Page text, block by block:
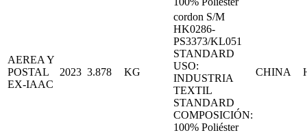
AEREA Y
POSTAL
EX-IAAC
2023 3.878 KG
cordon S/M
HK0286-
PS3373/KL051
STANDARD
USO:
INDUSTRIA
TEXTIL
STANDARD
COMPOSICIÓN:
100% Poliéster
CHINA